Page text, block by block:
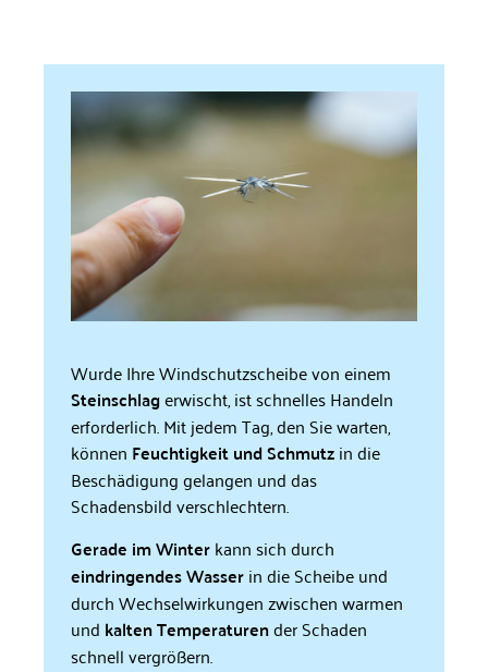
Wurde Ihre Windschutzscheibe von einem
Steinschlagerwischt, ist schnelles Handeln
erforderlich. Mit jedem Tag, den Sie warten,
können Feuchtigkeit und Schmutzin die
Beschädigung gelangen und das
Schadensbild verschlechtern.
Gerade im Winterkann sich durch
eindringendes Wasserin die Scheibe und
durch Wechselwirkungen zwischen warmen
und kalten Temperaturender Schaden
schnell vergrößern.